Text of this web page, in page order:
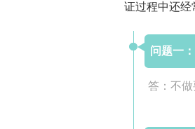
证过程中还经
问题一
答：不